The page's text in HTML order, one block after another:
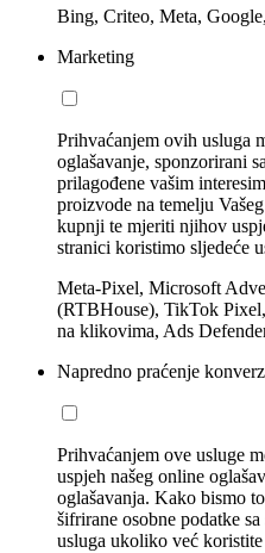
Bing, Criteo, Meta,
Marketing
Prihvaćanjem ovih usluga
oglašavanje, sponzorirani
prilagođene vašim
proizvode na temelju
kupnji te mjeriti njihov
stranici koristimo sljedeće
Meta-Pixel, Microsoft
(RTBHouse), TikTok
na klikovima, Ads
Napredno praćenje
Prihvaćanjem ove usluge
uspjeh našeg online
oglašavanja. Kako bismo
šifrirane osobne podatke
usluga ukoliko već